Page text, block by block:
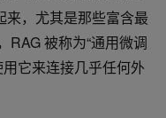
来，尤其是那些富含最
，RAG 被称为“通用微调
它来连接几乎任何外